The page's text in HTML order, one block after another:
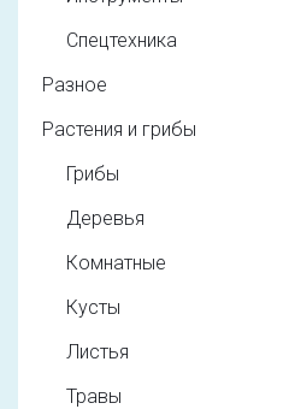
Спецтехника
Разное
Растения и грибы
Грибы
Деревья
Комнатные
Кусты
Листья
Травы